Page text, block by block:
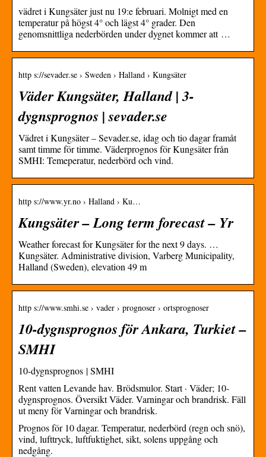
vädret i Kungsäter just nu 19:e februari. Molnigt med en
temperatur på högst 4° och lägst 4° grader. Den
genomsnittliga nederbörden under dygnet kommer att …
http s://sevader.se › Sweden › Halland › Kungsäter
Väder Kungsäter, Halland | 3-
dygnsprognos | sevader.se
Vädret i Kungsäter – Sevader.se, idag och tio dagar framåt
samt timme för timme. Väderprognos för Kungsäter från
SMHI: Temeperatur, nederbörd och vind.
http s://www.yr.no › Halland › Ku…
Kungsäter – Long term forecast – Yr
Weather forecast for Kungsäter for the next 9 days. …
Kungsäter. Administrative division, Varberg Municipality,
Halland (Sweden), elevation 49 m
http s://www.smhi.se › vader › prognoser › ortsprognoser
10-dygnsprognos för Ankara, Turkiet –
SMHI
10-dygnsprognos | SMHI
Rent vatten Levande hav. Brödsmulor. Start · Väder; 10-
dygnsprognos. Översikt Väder. Varningar och brandrisk. Fäll
ut meny för Varningar och brandrisk.
Prognos för 10 dagar. Temperatur, nederbörd (regn och snö),
vind, lufttryck, luftfuktighet, sikt, solens uppgång och
nedgång.